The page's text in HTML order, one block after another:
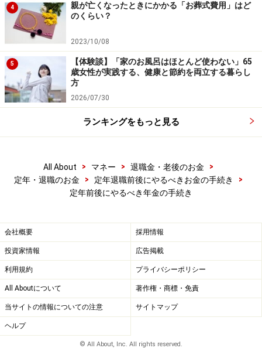
4
親が亡くなったときにかかる「お葬式費用」はど
のくらい？
2023/10/08
5
【体験談】「家のお風呂はほとんど使わない」65
歳女性が実践する、健康と節約を両立する暮らし
方
2026/07/30
ランキングをもっと見る
All About > マネー > 退職金・老後のお金
>
定年・退職のお金
> 定年退職前後にやるべきお金の手続き
>
定年前後にやるべき年金の手続き
会社概要 採用情報
投資家情報 広告掲載
利用規約 プライバシーポリシー
All Aboutについて 著作権・商標・免責
当サイトの情報についての注意 サイトマップ
ヘルプ
© All About, Inc. All rights reserved.